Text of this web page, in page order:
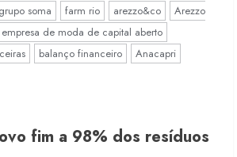
grupo soma farm rio arezzo&co
Arezzo
empresa de moda de capital aberto
balanço financeiro
Anacapri
fim a 98% dos resíduos